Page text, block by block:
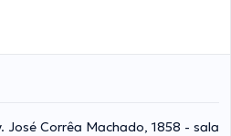
José Corrêa Machado, 1858 - sala